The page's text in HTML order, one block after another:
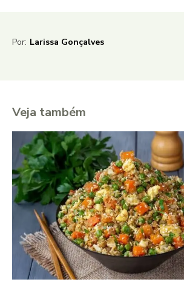
Por: Larissa Gonçalves
Veja também